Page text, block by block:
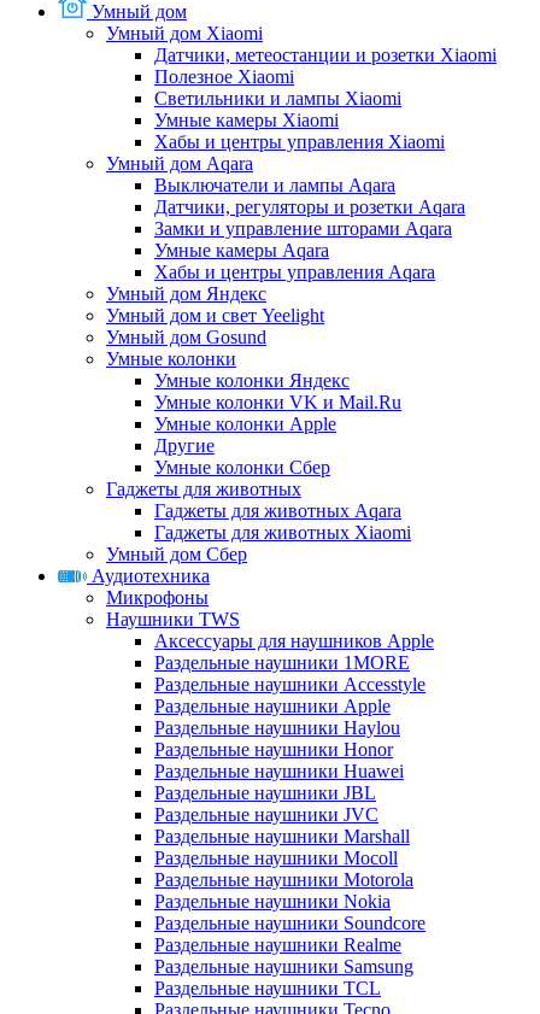
Умный дом
Умный дом Xiaomi
Датчики, метеостанции и розетки Xiaomi
Полезное Xiaomi
Светильники и лампы Xiaomi
Умные камеры Xiaomi
Хабы и центры управления Xiaomi
Умный дом Aqara
Выключатели и лампы Aqara
Датчики, регуляторы и розетки Aqara
Замки и управление шторами Aqara
Умные камеры Aqara
Хабы и центры управления Aqara
Умный дом Яндекс
Умный дом и свет Yeelight
Умный дом Gosund
Умные колонки
Умные колонки Яндекс
Умные колонки VK и Mail.Ru
Умные колонки Apple
Другие
Умные колонки Сбер
Гаджеты для животных
Гаджеты для животных Aqara
Гаджеты для животных Xiaomi
Умный дом Сбер
Аудиотехника
Микрофоны
Наушники TWS
Аксессуары для наушников Apple
Раздельные наушники 1MORE
Раздельные наушники Accesstyle
Раздельные наушники Apple
Раздельные наушники Haylou
Раздельные наушники Honor
Раздельные наушники Huawei
Раздельные наушники JBL
Раздельные наушники JVC
Раздельные наушники Marshall
Раздельные наушники Mocoll
Раздельные наушники Motorola
Раздельные наушники Nokia
Раздельные наушники Soundcore
Раздельные наушники Realme
Раздельные наушники Samsung
Раздельные наушники TCL
Раздельные наушники Tecno